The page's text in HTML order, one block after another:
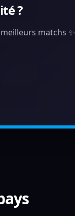
?
matchs ✨